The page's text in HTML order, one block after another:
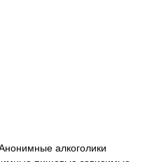
алкоголики